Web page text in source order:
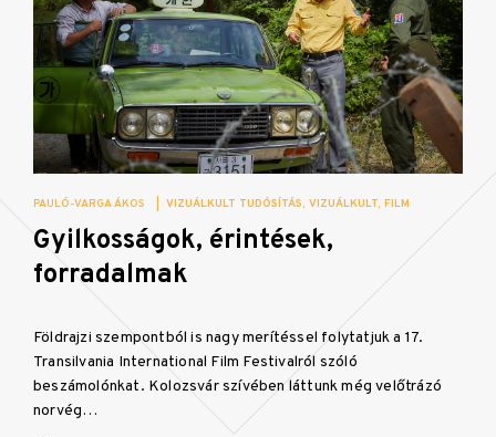
PAULÓ-VARGA ÁKOS VIZUÁLKULT TUDÓSÍTÁS VIZUÁLKULT FILM
Gyilkosságok, érintések,
forradalmak
Földrajzi szempontból is nagy merítéssel folytatjuk a 17.
Transilvania International Film Festivalról szóló
beszámolónkat. Kolozsvár szívében láttunk még velőtrázó
norvég…